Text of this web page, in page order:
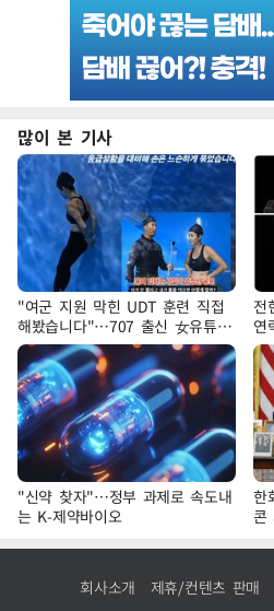
많이 본 기사
"여군 지원 막힌 UDT 훈련 직접
해봤습니다"…707 출신 女유튜버
'완벽 소화'
전
연
"신약 찾자"…정부 과제로 속도내
는 K-제약바이오
한
콘
쟁
회사소개 제휴/컨텐츠 판매